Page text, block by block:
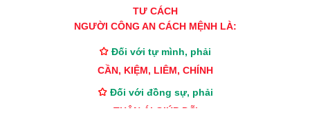
TƯ CÁCH
NGƯỜI CÔNG AN CÁCH MỆNH LÀ:
Đối với tự mình, phải
CẦN, KIỆM, LIÊM, CHÍNH
Đối với đồng sự, phải
THÂN ÁI GIÚP ĐỠ